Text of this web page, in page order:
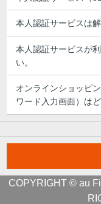
本人認証サービスは
本人認証サービスが
い。
オンラインショッピ
ワード入力画面）は
COPYRIGHT © au